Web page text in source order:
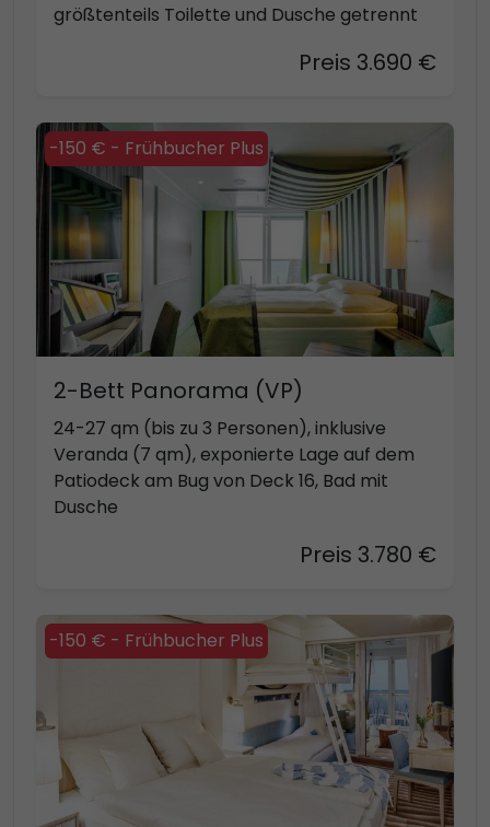
größtenteils Toilette und Dusche getrennt
Preis 3.690 €
-150 € - Frühbucher Plus
2-Bett Panorama (VP)
24-27 qm (bis zu 3 Personen), inklusive
Veranda (7 qm), exponierte Lage auf dem
Patiodeck am Bug von Deck 16, Bad mit
Dusche
Preis 3.780 €
-150 € - Frühbucher Plus